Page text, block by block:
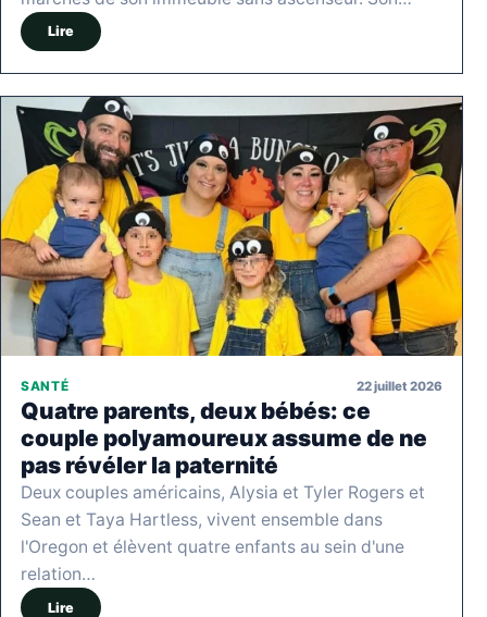
Lire
SANTÉ 22 juillet 2026
Quatre parents, deux bébés: ce
couple polyamoureux assume de ne
pas révéler la paternité
Deux couples américains, Alysia et Tyler Rogers et
Sean et Taya Hartless, vivent ensemble dans
l'Oregon et élèvent quatre enfants au sein d'une
relation…
Lire